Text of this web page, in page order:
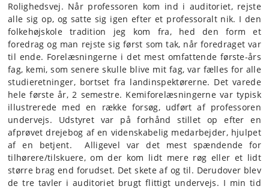
Rolighedsvej. Når professoren kom ind i auditoriet, rejste
alle sig op, og satte sig igen efter et professoralt nik. I den
folkehøjskole tradition jeg kom fra, hed den form et
foredrag og man rejste sig først som tak, når foredraget var
til ende. Forelæsningerne i det mest omfattende første-års
fag, kemi, som senere skulle blive mit fag, var fælles for alle
studieretninger, bortset fra landinspektørerne. Det varede
hele første år, 2 semestre. Kemiforelæsningerne var typisk
illustrerede med en række forsøg, udført af professoren
undervejs. Udstyret var på forhånd stillet op efter en
afprøvet drejebog af en videnskabelig medarbejder, hjulpet
af en betjent. Alligevel var det mest spændende for
tilhørere/tilskuere, om der kom lidt mere røg eller et lidt
større brag end forudset. Det skete af og til. Derudover blev
de tre tavler i auditoriet brugt flittigt undervejs. I min tid